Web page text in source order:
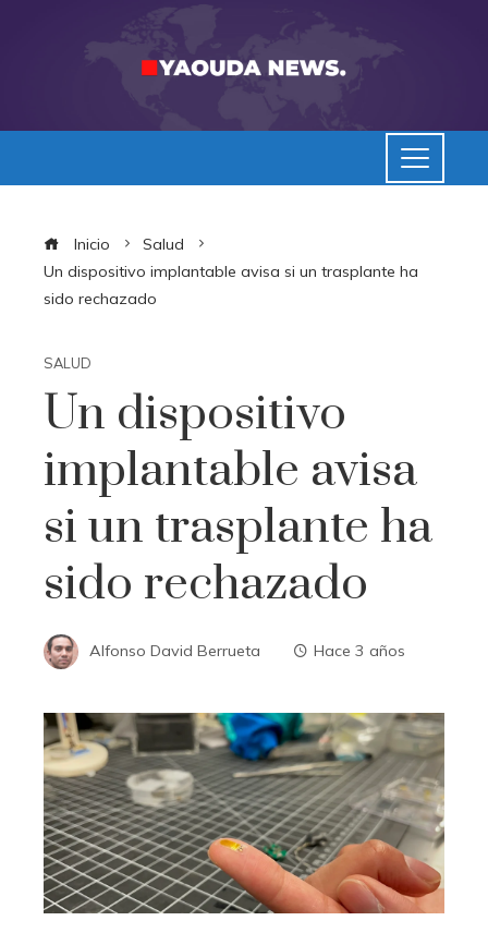
Inicio
Salud
Un dispositivo implantable avisa si un trasplante ha
sido rechazado
SALUD
Un dispositivo
implantable avisa
si un trasplante ha
sido rechazado
Alfonso David Berrueta Hace 3 años